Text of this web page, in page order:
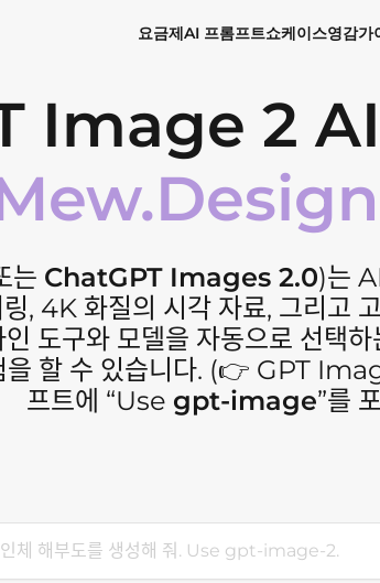
요금제AI 프롬프트쇼케이스영감가
Image 2 AI
는 ChatGPT Images 2.0)는
, 4K 화질의 시각 자료, 그리고
도구와 모델을 자동으로 선택하
을 할 수 있습니다. (👉 GPT
프트에 “Use gpt-image”를